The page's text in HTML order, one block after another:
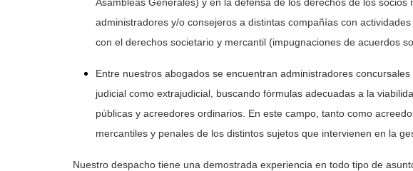
administradores y/o consejeros a distintas compañías con
con el derechos societario y mercantil (impugnaciones de acuerdos
Entre nuestros abogados se encuentran administradores
judicial como extrajudicial, buscando fórmulas adecuadas a la
públicas y acreedores ordinarios. En este campo, tanto como
mercantiles y penales de los distintos sujetos que intervienen en la
Nuestro despacho tiene una demostrada experiencia en todo tipo de